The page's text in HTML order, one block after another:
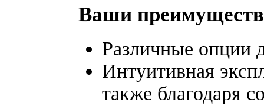
Ваши
Различные опции
Интуитивная
также благодаря